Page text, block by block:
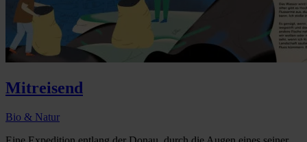
Mitreisend
Bio & Natur